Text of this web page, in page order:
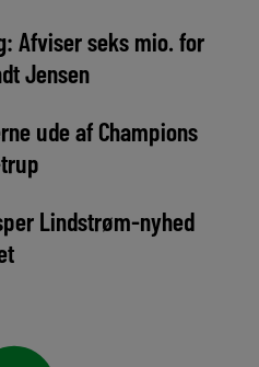
Afviser seks mio. for
Jensen
ude af Champions
Lindstrøm-nyhed